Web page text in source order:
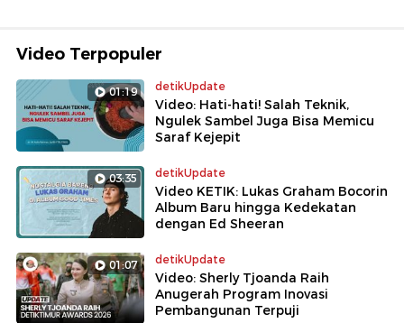
Video Terpopuler
01:19 detikUpdate
Video: Hati-hati! Salah Teknik,
Ngulek Sambel Juga Bisa Memicu
Saraf Kejepit
03:35 detikUpdate
Video KETIK: Lukas Graham Bocorin
Album Baru hingga Kedekatan
dengan Ed Sheeran
01:07 detikUpdate
Video: Sherly Tjoanda Raih
Anugerah Program Inovasi
Pembangunan Terpuji